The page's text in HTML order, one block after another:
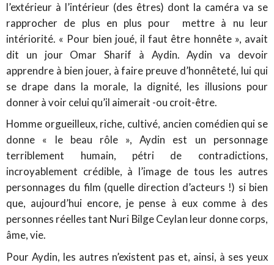
l’extérieur à l’intérieur (des êtres) dont la caméra va se
rapprocher de plus en plus pour mettre à nu leur
intériorité. « Pour bien joué, il faut être honnête », avait
dit un jour Omar Sharif à Aydin. Aydin va devoir
apprendre à bien jouer, à faire preuve d’honnêteté, lui qui
se drape dans la morale, la dignité, les illusions pour
donner à voir celui qu’il aimerait -ou croit-être.
Homme orgueilleux, riche, cultivé, ancien comédien qui se
donne « le beau rôle », Aydin est un personnage
terriblement humain, pétri de contradictions,
incroyablement crédible, à l’image de tous les autres
personnages du film (quelle direction d’acteurs !) si bien
que, aujourd’hui encore, je pense à eux comme à des
personnes réelles tant Nuri Bilge Ceylan leur donne corps,
âme, vie.
Pour Aydin, les autres n’existent pas et, ainsi, à ses yeux